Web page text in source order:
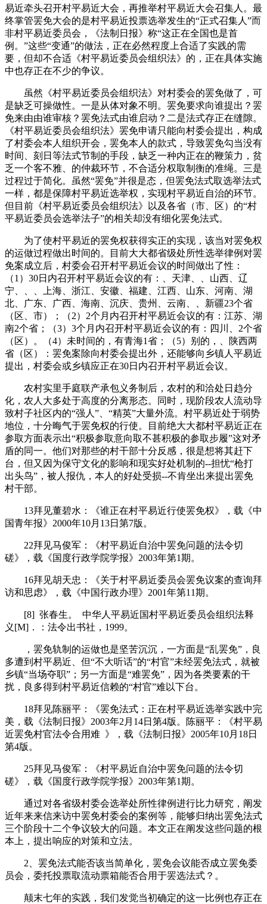
易近牵头召开村平易近大会，再推举村平易近大会召集人。最
终掌管罢免大会的是村平易近投票选举发生的“正式召集人”而
非村平易近委员会，《法制日报》称“这正在全国也是首
例。”这些“变通”的做法，正在必然程度上合适了实践的需
要，但却不合适《村平易近委员会组织法》的，正在具体实施
中也存正在不少的争议。
虽然《村平易近委员会组织法》对村委会的罢免做了，可
是缺乏可操做性。一是从体对象不明。罢免要求向谁提出？罢
免来由由谁审核？罢免法式由谁启动？二是法式存正在缝隙。
《村平易近委员会组织法》罢免申请只能向村委会提出，构成
了村委会本人组织开会，罢免本人的款式，导致罢免勾当没有
时间、刻日等法式节制的手段，缺乏一种内正在的鞭策力，贫
乏一个客不雅、的仲裁环节，不合适分权取制衡的准绳。三是
过程过于简化。虽然“罢免”并很是态，但罢免法式取选举法式
一样，都是保障村平易近选举权，实现村平易近自治的环节。
但目前《村平易近委员会组织法》以及各省（市、区）的“村
平易近委员会选举法子”的相关却没有细化罢免法式。
为了使村平易近的罢免权获得实正的实现，该当对罢免权
的运做过程做出时间的。目前大大都省级处所性选举律例对罢
免案成立后，村委会召开村平易近会议的时间做出了性：
（1）30日内召开村平易近会议的有：、天津、、山西、辽
宁、、、上海、浙江、安徽、福建、江西、山东、河南、湖
北、广东、广西、海南、沉庆、贵州、云南、、新疆23个省
（区、市）；（2）2个月内召开村平易近会议的有：江苏、湖
南2个省；（3）3个月内召开村平易近会议的有：四川、2个省
（区）。（4）未时间的，有青海1省；（5）别的，、陕西两
省（区）：罢免案除向村委会提出外，还能够向乡镇人平易近
提出，村委会或乡镇应正在30日内召开村平易近会议。
农村实里手庭联产承包义务制后，农村的和洽处日趋分
化，农人大多处于高度的分离形态。同时，现阶段农人流动导
致村子社区内的“强人”、“精英”大量外流。村平易近处于弱势
地位，十分晦气于罢免权的行使。目前绝大大都村平易近正在
参取方面表示出“积极参取意向取不甚积极的参取步履”这对矛
盾的同一。他们对那些的村干部十分反感，很是想将其赶下
台，但又因为保守文化的影响和现实好处机制的--担忧“枪打
出头鸟”，被人报仇，本人的好处受损--不肯坐出来提出罢免
村干部。
13拜见董碧水：《谁正在村平易近行使罢免权》，载《中
国青年报》2000年10月13日第7版。
22拜见马俊军：《村平易近自治中罢免问题的法令切
磋》，载《国度行政学院学报》2003年第1期。
16拜见胡天忠：《关于村平易近委员会罢免议案的查询拜
访和思虑》，载《中国行政办理》2001年第11期。
[8] 张春生。 中华人平易近国村平易近委员会组织法释
义[M]．：法令出书社，1999。
，罢免轨制的运做也是坚苦沉沉，一方面是“乱罢免”，良
多遭到村平易近、但“不大听话”的“村官”未经罢免法式，就被
乡镇“当场夺职”；另一方面是“难罢免”，因为各类要素的干
扰，良多得到村平易近信赖的“村官”难以下台。
18拜见陈丽平：《罢免法式：正在村平易近选举实践中完
美，载《法制日报》2003年2月14日第4版。陈丽平：《村平易
近罢免村官法令合用难 》，载《法制日报》2005年10月18日
第4版。
25拜见马俊军：《村平易近自治中罢免问题的法令切
磋》，载《国度行政学院学报》2003年第1期。
通过对各省级村委会选举处所性律例进行比力研究，阐发
近年来来信来访中罢免村委会的案例等，能够归纳出罢免法式
三个阶段十二个争议较大的问题。本文正在阐发这些问题的根
本上，提出响应的对策和立法。
2、罢免法式能否该当简单化，罢免会议能否成立罢免委
员会，委托投票取流动票箱能否合用于罢选法式？。
颠末七年的实践，我们发觉当初确定的这一比例也存正在